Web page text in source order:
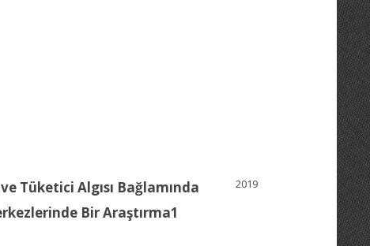
2019
Tüketici Algısı Bağlamında
Bir Araştırma1